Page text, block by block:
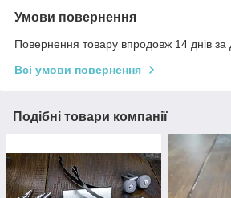
Умови повернення
Повернення товару впродовж 14 днів за
Всі умови повернення
Подібні товари компанії